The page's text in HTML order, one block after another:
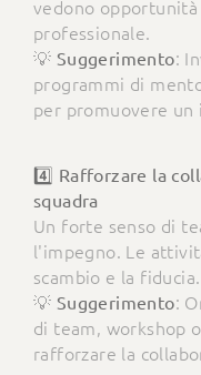
vedono
professionale.
💡 Suggerimento:
programmi di
per promuovere
4️⃣ Rafforzare la
squadra
Un forte senso di
l'impegno. Le
scambio e la fiducia.
💡 Suggerimento:
di team, workshop
rafforzare la